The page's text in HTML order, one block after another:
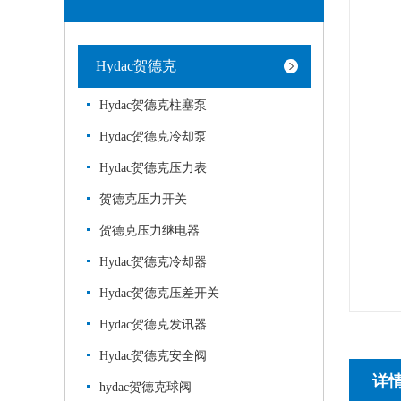
Hydac贺德克
Hydac贺德克柱塞泵
Hydac贺德克冷却泵
Hydac贺德克压力表
贺德克压力开关
贺德克压力继电器
Hydac贺德克冷却器
Hydac贺德克压差开关
Hydac贺德克发讯器
Hydac贺德克安全阀
hydac贺德克球阀 详